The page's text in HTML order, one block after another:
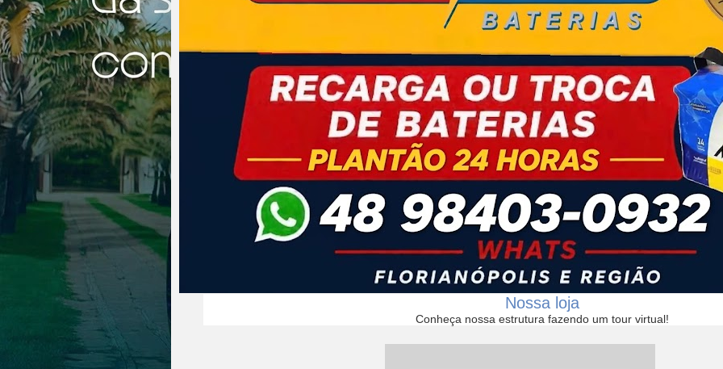
Nossa loja
Conheça nossa estrutura fazendo um tour virtual!